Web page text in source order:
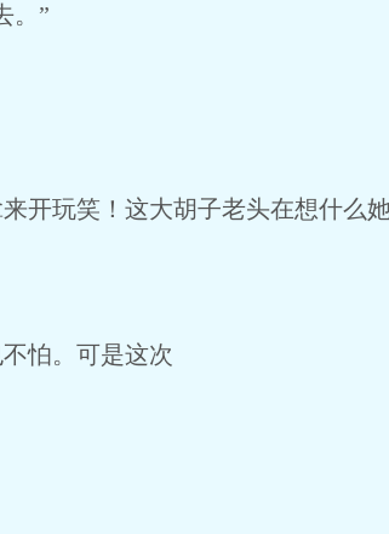
。”
玩笑！这大胡子老头在想什么
怕。可是这次